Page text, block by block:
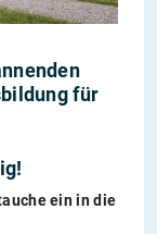
für
ein in die